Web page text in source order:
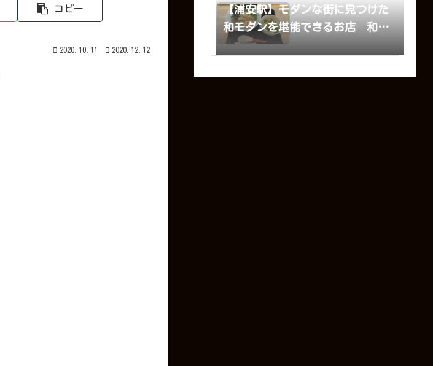
コピー
2020.10.11 2020.12.12
【浦安駅】モダンな街に見つけた
和モダンを堪能できるお店 和ラ
ーメン浦安幸来